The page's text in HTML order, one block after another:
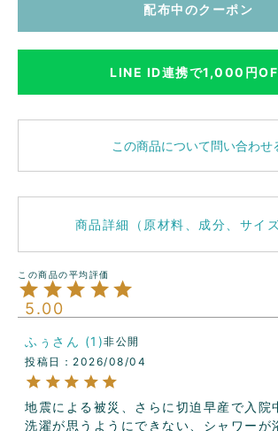
配布中のクーポン
LINE ID連携で1,000円
この商品について問い合わせ
商品詳細（原材料、成分、サイズ
5.00
ふぅ 1
非公開
投稿日
2026/08/04
地震による被災、さらに切迫早産で入院
洗濯が思うようにできない、シャワーが